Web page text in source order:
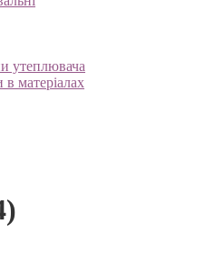
утеплювача
матеріалах